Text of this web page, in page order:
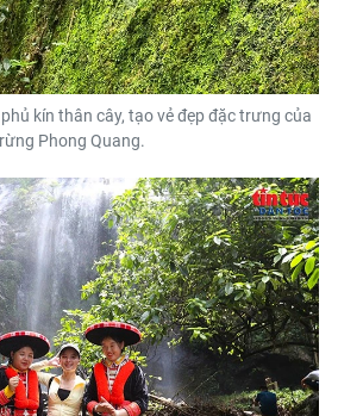
kín thân cây, tạo vẻ đẹp đặc trưng của
rừng Phong Quang.